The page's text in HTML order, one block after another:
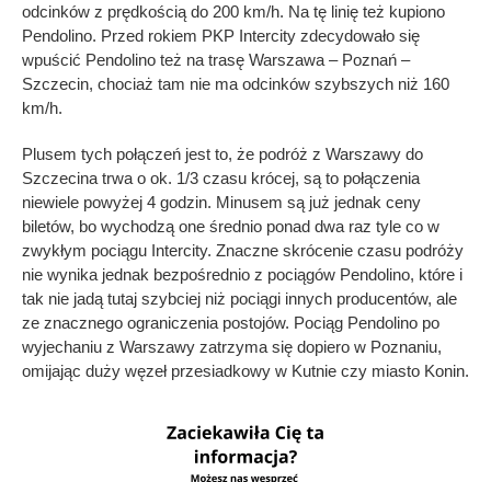
odcinków z prędkością do 200 km/h. Na tę linię też kupiono
Pendolino. Przed rokiem PKP Intercity zdecydowało się
wpuścić Pendolino też na trasę Warszawa – Poznań –
Szczecin, chociaż tam nie ma odcinków szybszych niż 160
km/h.
Plusem tych połączeń jest to, że podróż z Warszawy do
Szczecina trwa o ok. 1/3 czasu krócej, są to połączenia
niewiele powyżej 4 godzin. Minusem są już jednak ceny
biletów, bo wychodzą one średnio ponad dwa raz tyle co w
zwykłym pociągu Intercity. Znaczne skrócenie czasu podróży
nie wynika jednak bezpośrednio z pociągów Pendolino, które i
tak nie jadą tutaj szybciej niż pociągi innych producentów, ale
ze znacznego ograniczenia postojów. Pociąg Pendolino po
wyjechaniu z Warszawy zatrzyma się dopiero w Poznaniu,
omijając duży węzeł przesiadkowy w Kutnie czy miasto Konin.